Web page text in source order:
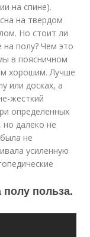
на спине).
на твердом
Но стоит ли
на полу? Чем это
в поясничном
хорошим. Лучше
или досках, а
жесткий
определенных
но далеко не
не
усиленную
польза.